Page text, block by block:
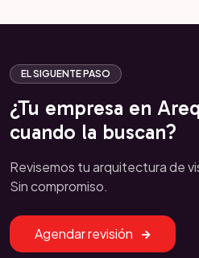
EL SIGUENTE PASO
¿Tu empresa en
cuando la buscan?
Revisemos tu arquitectura de
Sin compromiso.
Agendar revisión